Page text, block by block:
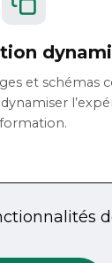
et schémas